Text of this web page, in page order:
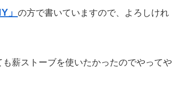
」 の方で書いていますので、よろしけれ
薪ストーブを使いたかったのでやってや